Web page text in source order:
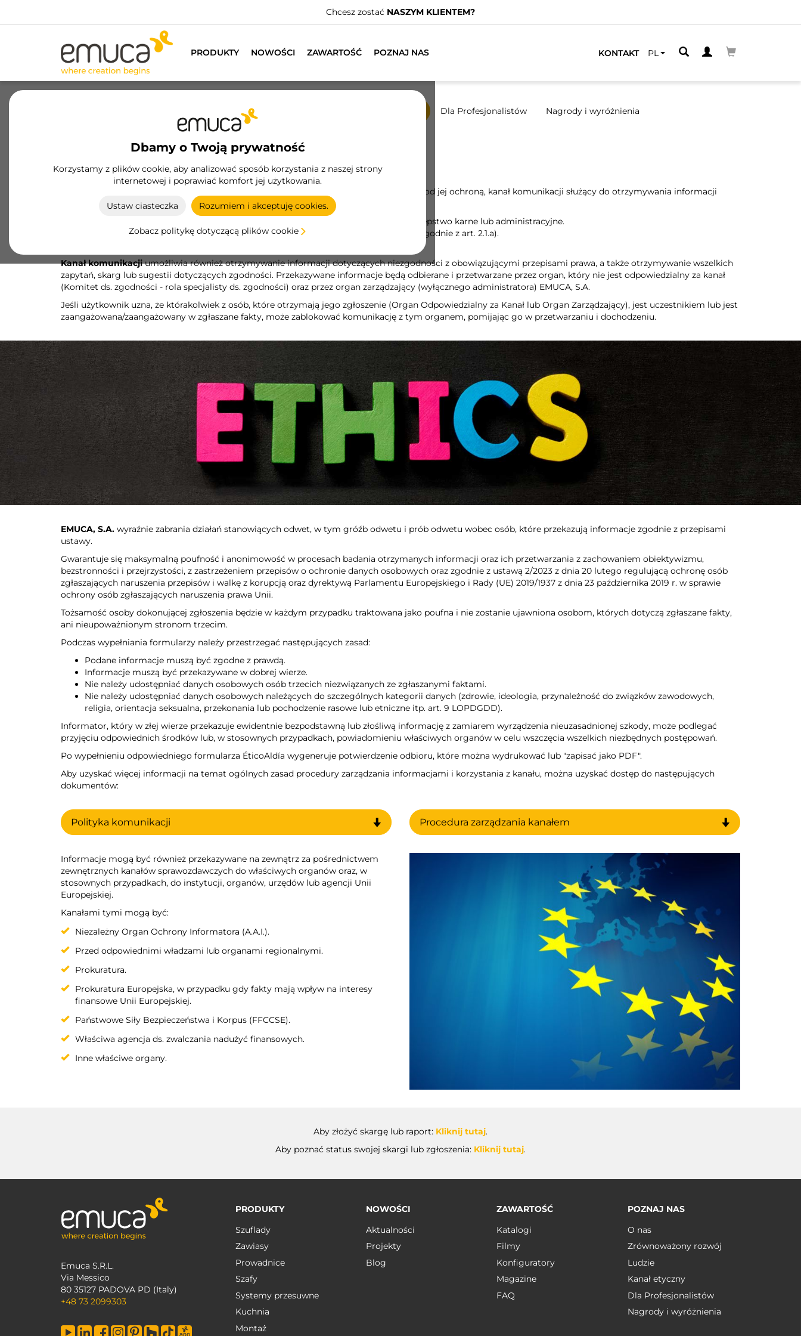
Chcesz zostać NASZYM KLIENTEM?
PRODUKTY NOWOŚCI ZAWARTOŚĆ POZNAJ NAS KONTAKT PL
Dbamy o Twoją prywatność
Korzystamy z plików cookie, aby analizować sposób korzystania z naszej strony
internetowej i poprawiać komfort jej użytkowania.
Ustaw ciasteczka Rozumiem i akceptuję cookies.
Zobacz politykę dotyczącą plików cookie
Zrównoważony rozwój Dla Profesjonalistów Nagrody i wyróżnienia
Kanał etyczny
oddaje do dyspozycji zainteresowanych stron, zgodnie z ustawą 2/2023 i pod jej ochroną, kanał komunikacji służący do otrzymywania informacji
dotyczących:
Działań lub zaniechań, które mogą stanowić poważne lub bardzo poważne przestępstwo karne lub administracyjne.
Działań lub zaniechań, które mogą stanowić naruszenie prawa Unii Europejskiej, zgodnie z art. 2.1.a).
Kanał komunikacjiumożliwia również otrzymywanie informacji dotyczących niezgodności z obowiązującymi przepisami prawa, a także otrzymywanie wszelkich
zapytań, skarg lub sugestii dotyczących zgodności. Przekazywane informacje będą odbierane i przetwarzane przez organ, który nie jest odpowiedzialny za kanał
(Komitet ds. zgodności - rola specjalisty ds. zgodności) oraz przez organ zarządzający (wyłącznego administratora) EMUCA, S.A.
Jeśli użytkownik uzna, że którakolwiek z osób, które otrzymają jego zgłoszenie (Organ Odpowiedzialny za Kanał lub Organ Zarządzający), jest uczestnikiem lub jest
zaangażowana/zaangażowany w zgłaszane fakty, może zablokować komunikację z tym organem, pomijając go w przetwarzaniu i dochodzeniu.
EMUCA, S.A. wyraźnie zabrania działań stanowiących odwet, w tym gróźb odwetu i prób odwetu wobec osób, które przekazują informacje zgodnie z przepisami
ustawy.
Gwarantuje się maksymalną poufność i anonimowość w procesach badania otrzymanych informacji oraz ich przetwarzania z zachowaniem obiektywizmu,
bezstronności i przejrzystości, z zastrzeżeniem przepisów o ochronie danych osobowych oraz zgodnie z ustawą 2/2023 z dnia 20 lutego regulującą ochronę osób
zgłaszających naruszenia przepisów i walkę z korupcją oraz dyrektywą Parlamentu Europejskiego i Rady (UE) 2019/1937 z dnia 23 października 2019 r. w sprawie
ochrony osób zgłaszających naruszenia prawa Unii.
Tożsamość osoby dokonującej zgłoszenia będzie w każdym przypadku traktowana jako poufna i nie zostanie ujawniona osobom, których dotyczą zgłaszane fakty,
ani nieupoważnionym stronom trzecim.
Podczas wypełniania formularzy należy przestrzegać następujących zasad:
Podane informacje muszą być zgodne z prawdą.
Informacje muszą być przekazywane w dobrej wierze.
Nie należy udostępniać danych osobowych osób trzecich niezwiązanych ze zgłaszanymi faktami.
Nie należy udostępniać danych osobowych należących do szczególnych kategorii danych (zdrowie, ideologia, przynależność do związków zawodowych,
religia, orientacja seksualna, przekonania lub pochodzenie rasowe lub etniczne itp. art. 9 LOPDGDD).
Informator, który w złej wierze przekazuje ewidentnie bezpodstawną lub złośliwą informację z zamiarem wyrządzenia nieuzasadnionej szkody, może podlegać
przyjęciu odpowiednich środków lub, w stosownych przypadkach, powiadomieniu właściwych organów w celu wszczęcia wszelkich niezbędnych postępowań.
Po wypełnieniu odpowiedniego formularza ÉticoAldía wygeneruje potwierdzenie odbioru, które można wydrukować lub "zapisać jako PDF".
Aby uzyskać więcej informacji na temat ogólnych zasad procedury zarządzania informacjami i korzystania z kanału, można uzyskać dostęp do następujących
dokumentów:
Polityka komunikacji Procedura zarządzania kanałem
Informacje mogą być również przekazywane na zewnątrz za pośrednictwem
zewnętrznych kanałów sprawozdawczych do właściwych organów oraz, w
stosownych przypadkach, do instytucji, organów, urzędów lub agencji Unii
Europejskiej.
Kanałami tymi mogą być:
Niezależny Organ Ochrony Informatora (A.A.I.).
Przed odpowiednimi władzami lub organami regionalnymi.
Prokuratura.
Prokuratura Europejska, w przypadku gdy fakty mają wpływ na interesy
finansowe Unii Europejskiej.
Państwowe Siły Bezpieczeństwa i Korpus (FFCCSE).
Właściwa agencja ds. zwalczania nadużyć finansowych.
Inne właściwe organy.
Aby złożyć skargę lub raport: Kliknij tutaj.
Aby poznać status swojej skargi lub zgłoszenia: Kliknij tutaj.
Emuca S.R.L.
Via Messico
80 35127 PADOVA PD (Italy)
+48 73 2099303
PRODUKTY
Szuflady
Zawiasy
Prowadnice
Szafy
Systemy przesuwne
Kuchnia
Montaż
NOWOŚCI
Aktualności
Projekty
Blog
ZAWARTOŚĆ
Katalogi
Filmy
Konfiguratory
Magazine
FAQ
POZNAJ NAS
O nas
Zrównoważony rozwój
Ludzie
Kanał etyczny
Dla Profesjonalistów
Nagrody i wyróżnienia